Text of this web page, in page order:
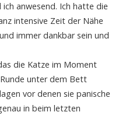
anwesend. Ich hatte die
intensive Zeit der Nähe
immer dankbar sein und
die Katze im Moment
unter dem Bett
vor denen sie panische
in beim letzten